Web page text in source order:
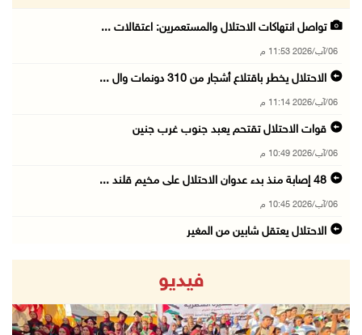
تواصل انتهاكات الاحتلال والمستعمرين: اعتقالات ...
06/آب/2026 11:53 م
الاحتلال يخطر باقتلاع أشجار من 310 دونمات وال ...
06/آب/2026 11:14 م
قوات الاحتلال تقتحم يعبد جنوب غرب جنين
06/آب/2026 10:49 م
48 إصابة منذ بدء عدوان الاحتلال على مخيم قلند ...
06/آب/2026 10:45 م
الاحتلال يعتقل شابين من المغير
وزير الداخلية يبحث مع مكافحة المخدرات الدولي ...
06/آب/2026 10:01 م
فيديو